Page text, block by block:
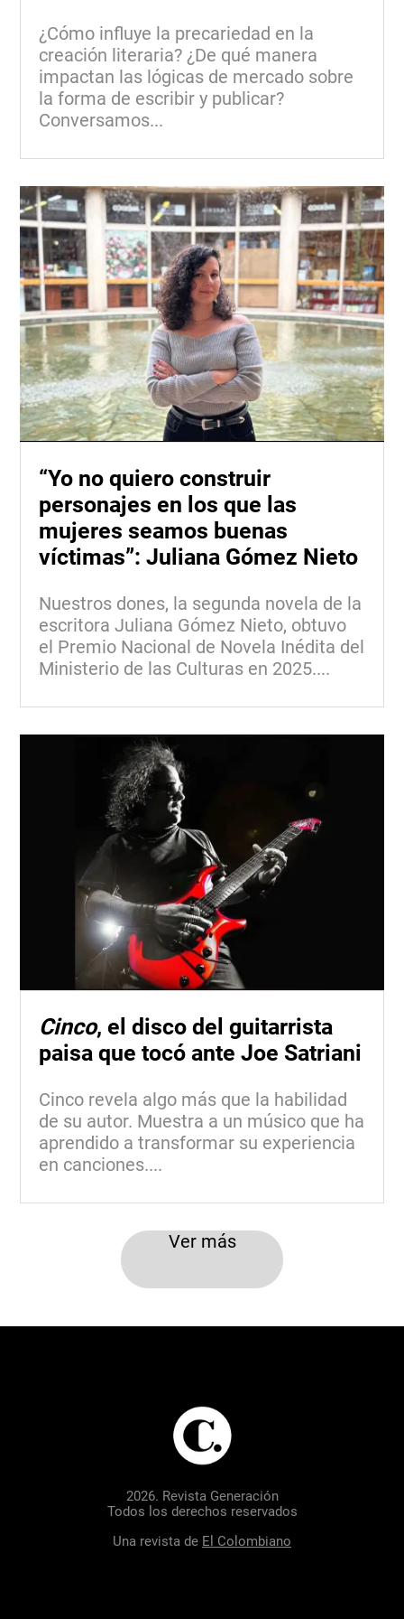
¿Cómo influye la precariedad en la
creación literaria? ¿De qué manera
impactan las lógicas de mercado sobre
la forma de escribir y publicar?
Conversamos...
“Yo no quiero construir
personajes en los que las
mujeres seamos buenas
víctimas”: Juliana Gómez Nieto
Nuestros dones, la segunda novela de la
escritora Juliana Gómez Nieto, obtuvo
el Premio Nacional de Novela Inédita del
Ministerio de las Culturas en 2025....
Cinco, el disco del guitarrista
paisa que tocó ante Joe Satriani
Cinco revela algo más que la habilidad
de su autor. Muestra a un músico que ha
aprendido a transformar su experiencia
en canciones....
Ver más
2026. Revista Generación
Todos los derechos reservados
Una revista de El Colombiano